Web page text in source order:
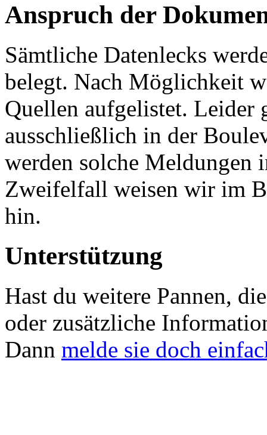
Anspruch der
Sämtliche Datenlecks
belegt. Nach Möglichkeit
Quellen aufgelistet. Leider
ausschließlich in der
werden solche Meldungen
Zweifelfall weisen wir im
hin.
Unterstützung
Hast du weitere Pannen,
oder zusätzliche
Dann melde sie doch